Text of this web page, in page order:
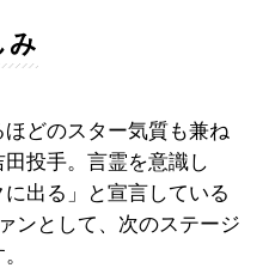
み
どのスター気質も兼ね
投手。言霊を意識し
出る」と宣言している
ンとして、次のステージ